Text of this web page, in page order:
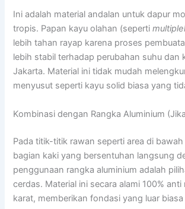
Ini adalah material andalan untuk dapur
tropis. Papan kayu olahan (seperti
lebih tahan rayap karena proses
lebih stabil terhadap perubahan suhu dan
Jakarta. Material ini tidak mudah
menyusut seperti kayu solid biasa yang
Kombinasi dengan Rangka Aluminium
Pada titik-titik rawan seperti area di
bagian kaki yang bersentuhan langsung
penggunaan rangka aluminium adalah
cerdas. Material ini secara alami 100%
karat, memberikan fondasi yang luar